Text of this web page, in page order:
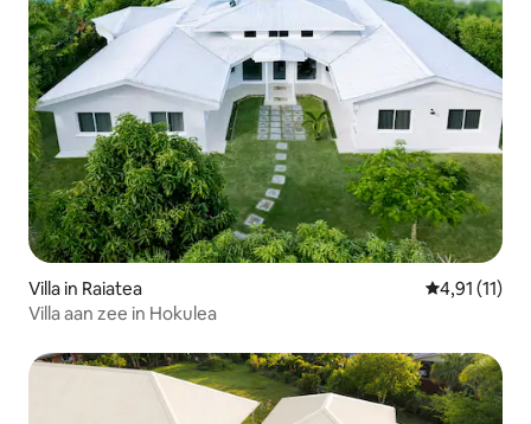
Villa in Raiatea Gemiddelde
4,91 (11)
Villa aan zee in Hokulea